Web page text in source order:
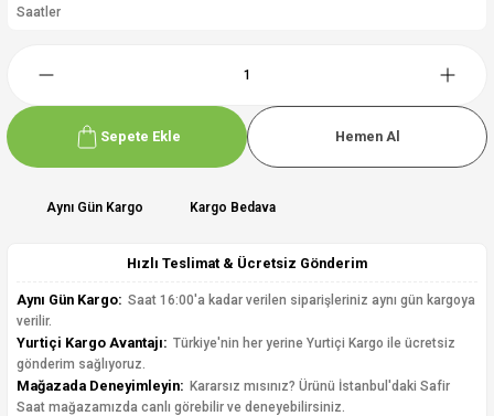
Saatler
Sepete Ekle Hemen Al
Aynı Gün Kargo Kargo Bedava
Hızlı Teslimat & Ücretsiz Gönderim
Aynı Gün Kargo: Saat 16:00'a kadar verilen siparişleriniz aynı gün kargoya
verilir.
Yurtiçi Kargo Avantajı: Türkiye'nin her yerine Yurtiçi Kargo ile ücretsiz
gönderim sağlıyoruz.
Mağazada Deneyimleyin: Kararsız mısınız? Ürünü İstanbul'daki Safir
Saat mağazamızda canlı görebilir ve deneyebilirsiniz.